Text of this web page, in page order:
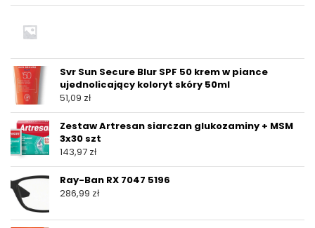
Svr Sun Secure Blur SPF 50 krem w piance
ujednolicający koloryt skóry 50ml
51,09 zł
Zestaw Artresan siarczan glukozaminy + MSM
3x30 szt
143,97 zł
Ray-Ban RX 7047 5196
286,99 zł